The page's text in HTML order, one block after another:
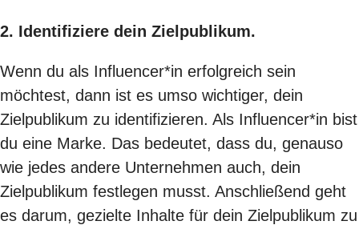
2. Identifiziere dein Zielpublikum.
Wenn du als Influencer*in erfolgreich sein
möchtest, dann ist es umso wichtiger, dein
Zielpublikum zu identifizieren. Als Influencer*in bist
du eine Marke. Das bedeutet, dass du, genauso
wie jedes andere Unternehmen auch, dein
Zielpublikum festlegen musst. Anschließend geht
es darum, gezielte Inhalte für dein Zielpublikum zu